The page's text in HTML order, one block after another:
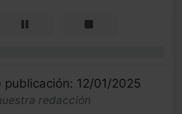
publicación: 12/01/2025
redacción